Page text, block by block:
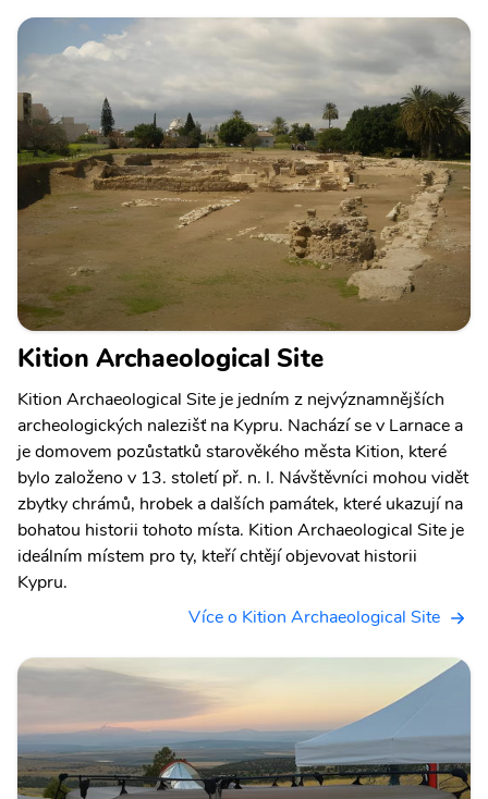
Kition Archaeological Site
Kition Archaeological Site je jedním z nejvýznamnějších
archeologických nalezišť na Kypru. Nachází se v Larnace a
je domovem pozůstatků starověkého města Kition, které
bylo založeno v 13. století př. n. l. Návštěvníci mohou vidět
zbytky chrámů, hrobek a dalších památek, které ukazují na
bohatou historii tohoto místa. Kition Archaeological Site je
ideálním místem pro ty, kteří chtějí objevovat historii
Kypru.
Více o Kition Archaeological Site